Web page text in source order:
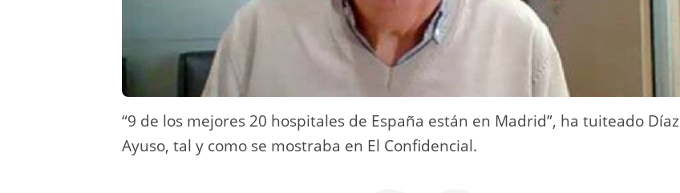
“9 de los mejores 20 hospitales de España están en Madrid”, ha tuiteado Díaz
Ayuso, tal y como se mostraba en El Confidencial.